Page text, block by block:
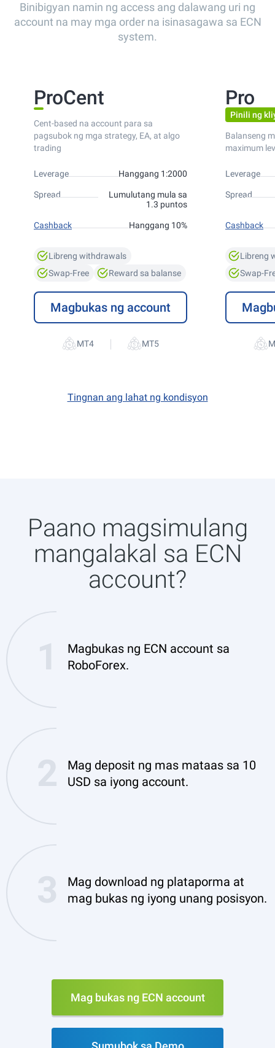
Binibigyan namin ng access ang dalawang uri ng
account na may mga order na isinasagawa sa ECN
system.
ProCent
Cent-based na account para sa
pagsubok ng mga strategy, EA, at algo
trading
Leverage Hanggang 1:2000
Spread
Lumulutang mula sa
1.3 puntos
Cashback Hanggang 10%
Libreng withdrawals
Swap-Free
Reward sa balanse
Magbukas ng account
|
Pro
Pinili ng
Balanseng
maximum
Leverage
Spread
Cashback
Libreng
Swap-
Tingnan ang lahat ng kondisyon
Paano magsimulang
mangalakal sa ECN
account?
Magbukas ng ECN account sa
RoboForex.
Mag deposit ng mas mataas sa 10
USD sa iyong account.
Mag download ng plataporma at
mag bukas ng iyong unang posisyon.
Mag bukas ng ECN account